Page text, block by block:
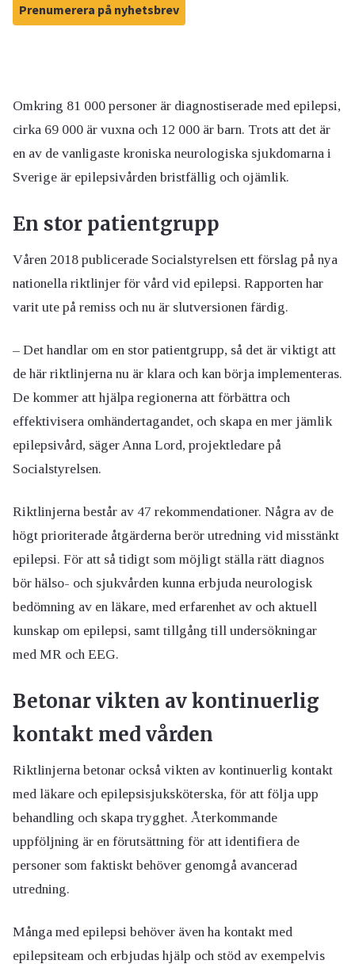
Prenumerera på nyhetsbrev
Omkring 81 000 personer är diagnostiserade med epilepsi,
cirka 69 000 är vuxna och 12 000 är barn. Trots att det är
en av de vanligaste kroniska neurologiska sjukdomarna i
Sverige är epilepsivården bristfällig och ojämlik.
En stor patientgrupp
Våren 2018 publicerade Socialstyrelsen ett förslag på nya
nationella riktlinjer för vård vid epilepsi. Rapporten har
varit ute på remiss och nu är slutversionen färdig.
– Det handlar om en stor patientgrupp, så det är viktigt att
de här riktlinjerna nu är klara och kan börja implementeras.
De kommer att hjälpa regionerna att förbättra och
effektivisera omhändertagandet, och skapa en mer jämlik
epilepsivård, säger Anna Lord, projektledare på
Socialstyrelsen.
Riktlinjerna består av 47 rekommendationer. Några av de
högt prioriterade åtgärderna berör utredning vid misstänkt
epilepsi. För att så tidigt som möjligt ställa rätt diagnos
bör hälso- och sjukvården kunna erbjuda neurologisk
bedömning av en läkare, med erfarenhet av och aktuell
kunskap om epilepsi, samt tillgång till undersökningar
med MR och EEG.
Betonar vikten av kontinuerlig
kontakt med vården
Riktlinjerna betonar också vikten av kontinuerlig kontakt
med läkare och epilepsisjuksköterska, för att följa upp
behandling och skapa trygghet. Återkommande
uppföljning är en förutsättning för att identifiera de
personer som faktiskt behöver genomgå avancerad
utredning.
Många med epilepsi behöver även ha kontakt med
epilepsiteam och erbjudas hjälp och stöd av exempelvis